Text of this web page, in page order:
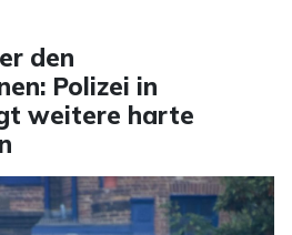
den
Polizei in
weitere harte